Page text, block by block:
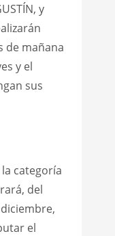
y
de mañana
y el
sus
categoría
del
el